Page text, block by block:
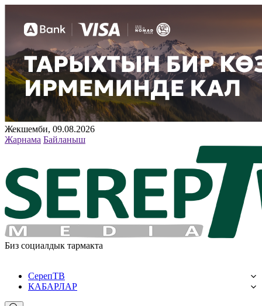
Жекшемби, 09.08.2026
Жарнама Байланыш
Биз социалдык тармакта
СерепТВ
КАБАРЛАР